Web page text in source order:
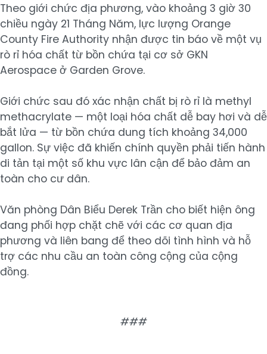
Theo giới chức địa phương, vào khoảng 3 giờ 30
chiều ngày 21 Tháng Năm, lực lượng Orange
County Fire Authority nhận được tin báo về một vụ
rò rỉ hóa chất từ bồn chứa tại cơ sở GKN
Aerospace ở Garden Grove.
Giới chức sau đó xác nhận chất bị rò rỉ là methyl
methacrylate — một loại hóa chất dễ bay hơi và dễ
bắt lửa — từ bồn chứa dung tích khoảng 34,000
gallon. Sự việc đã khiến chính quyền phải tiến hành
di tản tại một số khu vực lân cận để bảo đảm an
toàn cho cư dân.
Văn phòng Dân Biểu Derek Trần cho biết hiện ông
đang phối hợp chặt chẽ với các cơ quan địa
phương và liên bang để theo dõi tình hình và hỗ
trợ các nhu cầu an toàn công cộng của cộng
đồng.
###